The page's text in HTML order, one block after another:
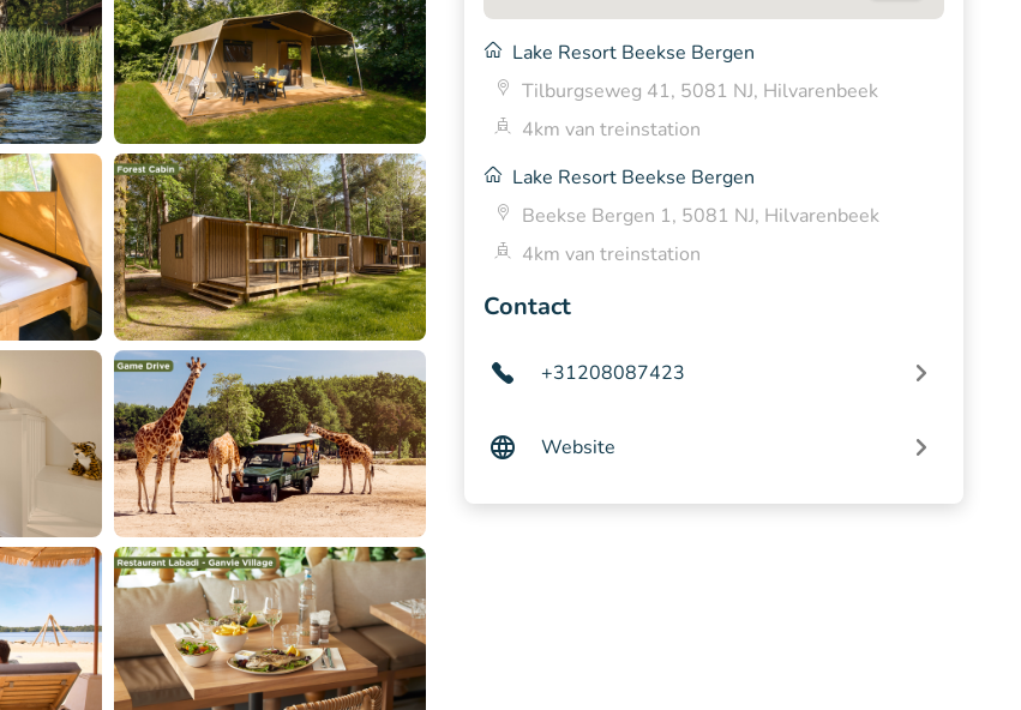
Lake Resort Beekse Bergen
Tilburgseweg 41, 5081 NJ, Hilvarenbeek
4km van treinstation
Lake Resort Beekse Bergen
Beekse Bergen 1, 5081 NJ, Hilvarenbeek
4km van treinstation
Contact
+31208087423
Website